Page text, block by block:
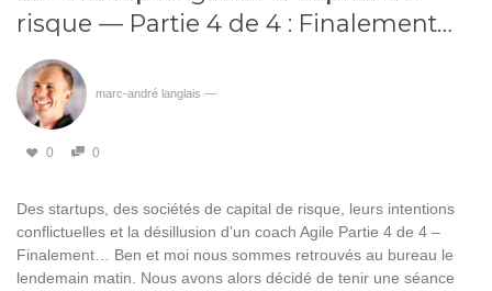
risque — Partie 4 de 4 : Finalement…
marc-andré langlais —
0 0
Des startups, des sociétés de capital de risque, leurs intentions
conflictuelles et la désillusion d’un coach Agile Partie 4 de 4 –
Finalement… Ben et moi nous sommes retrouvés au bureau le
lendemain matin. Nous avons alors décidé de tenir une séance